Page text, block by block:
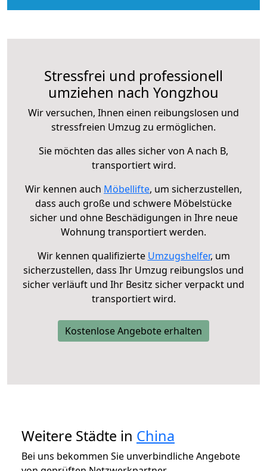
Stressfrei und professionell
umziehen nach Yongzhou
Wir versuchen, Ihnen einen reibungslosen und
stressfreien Umzug zu ermöglichen.
Sie möchten das alles sicher von A nach B,
transportiert wird.
Wir kennen auch Möbellifte, um sicherzustellen,
dass auch große und schwere Möbelstücke
sicher und ohne Beschädigungen in Ihre neue
Wohnung transportiert werden.
Wir kennen qualifizierte Umzugshelfer, um
sicherzustellen, dass Ihr Umzug reibungslos und
sicher verläuft und Ihr Besitz sicher verpackt und
transportiert wird.
Kostenlose Angebote erhalten
Weitere Städte in China
Bei uns bekommen Sie unverbindliche Angebote